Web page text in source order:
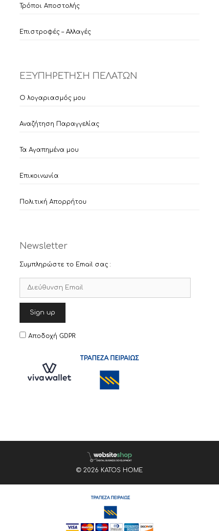
Τρόποι Αποστολής
Επιστροφές – Αλλαγές
ΕΞΥΠΗΡΕΤΗΣΗ ΠΕΛΑΤΩΝ
Ο λογαριασμός μου
Αναζήτηση Παραγγελίας
Τα Αγαπημένα μου
Επικοινωνία
Πολιτική Απορρήτου
Newsletter
Συμπληρώστε το Email σας :
Αποδοχή GDPR
© 2026 KATOS HOME